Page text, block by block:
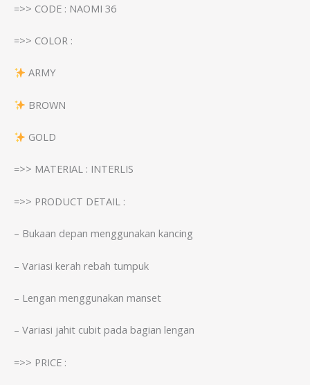
=>> CODE : NAOMI 36
=>> COLOR :
ARMY
BROWN
GOLD
=>> MATERIAL : INTERLIS
=>> PRODUCT DETAIL :
– Bukaan depan menggunakan kancing
– Variasi kerah rebah tumpuk
– Lengan menggunakan manset
– Variasi jahit cubit pada bagian lengan
=>> PRICE :